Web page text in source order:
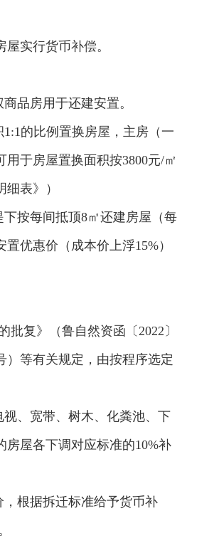
实行货币补偿。
品房用于还建安置。
的比例置换房屋，主房（一
于房屋置换面积按3800元/㎡
表》）
按每间抵顶8㎡还建房屋（每
优惠价（成本价上浮15%）
复》（鲁自然资函〔2022〕
）等有关规定，由按程序选定
、宽带、树木、化粪池、下
屋各下调对应标准的10%补
根据拆迁标准给予货币补